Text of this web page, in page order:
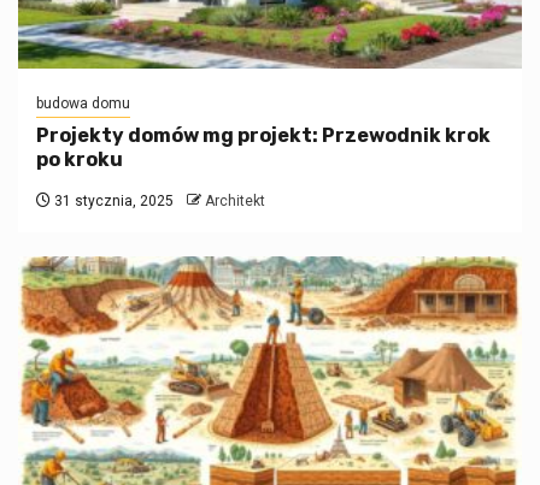
budowa domu
Projekty domów mg projekt: Przewodnik krok
po kroku
31 stycznia, 2025 Architekt